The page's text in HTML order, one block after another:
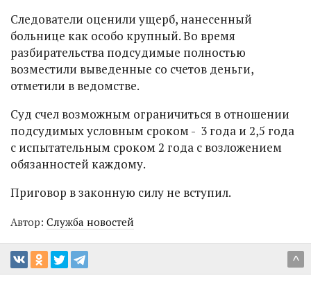
Следователи оценили ущерб, нанесенный
больнице как особо крупный. Во время
разбирательства подсудимые полностью
возместили выведенные со счетов деньги,
отметили в ведомстве.
Суд счел возможным ограничиться в отношении
подсудимых условным сроком - 3 года и 2,5 года
с испытательным сроком 2 года с возложением
обязанностей каждому.
Приговор в законную силу не вступил.
Автор: Служба новостей
^